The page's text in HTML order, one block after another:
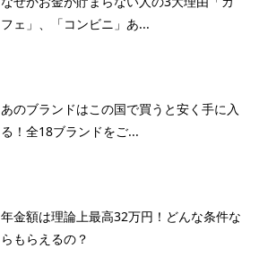
フェ」、「コンビニ」あ...
あのブランドはこの国で買うと安く手に入
る！全18ブランドをご...
年金額は理論上最高32万円！どんな条件な
らもらえるの？